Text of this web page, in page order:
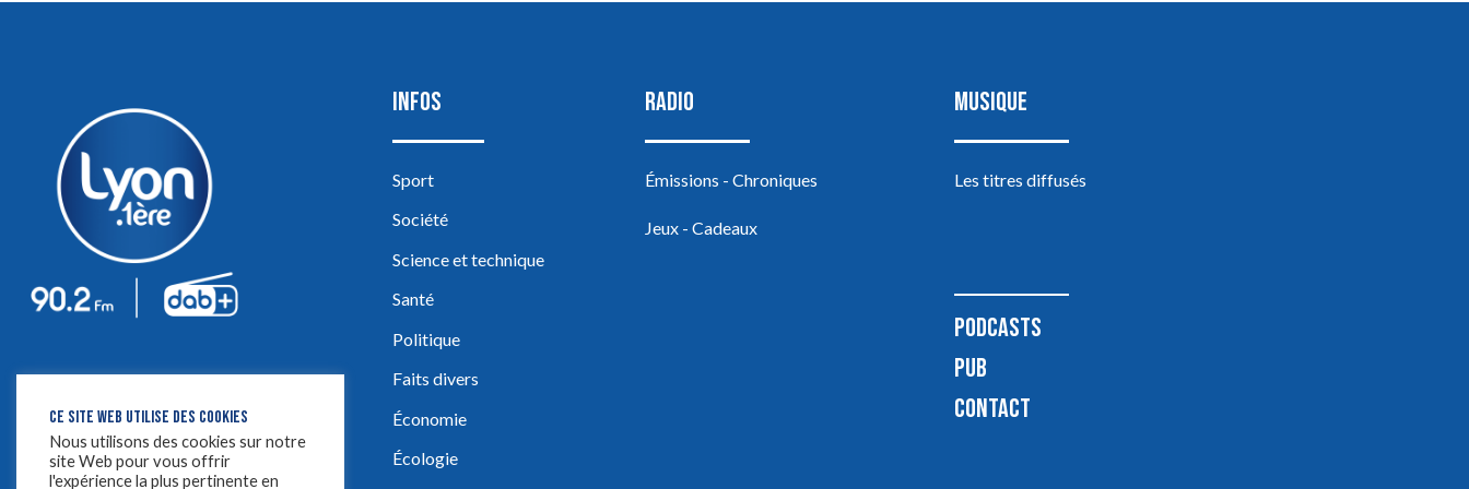
INFOS
Sport
Société
Science et technique
Santé
Politique
Faits divers
Économie
Écologie
RADIO
Émissions - Chroniques
Jeux - Cadeaux
MUSIQUE
Les titres diffusés
PODCASTS
PUB
CONTACT
CE SITE WEB UTILISE DES COOKIES
Nous utilisons des cookies sur notre
site Web pour vous offrir
l'expérience la plus pertinente en